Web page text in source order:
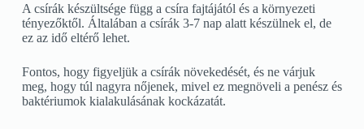
A csírák készültsége függ a csíra fajtájától és a környezeti
tényezőktől. Általában a csírák 3-7 nap alatt készülnek el, de
ez az idő eltérő lehet.
Fontos, hogy figyeljük a csírák növekedését, és ne várjuk
meg, hogy túl nagyra nőjenek, mivel ez megnöveli a penész és
baktériumok kialakulásának kockázatát.